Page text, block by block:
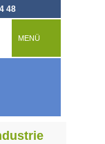
48
MENÜ